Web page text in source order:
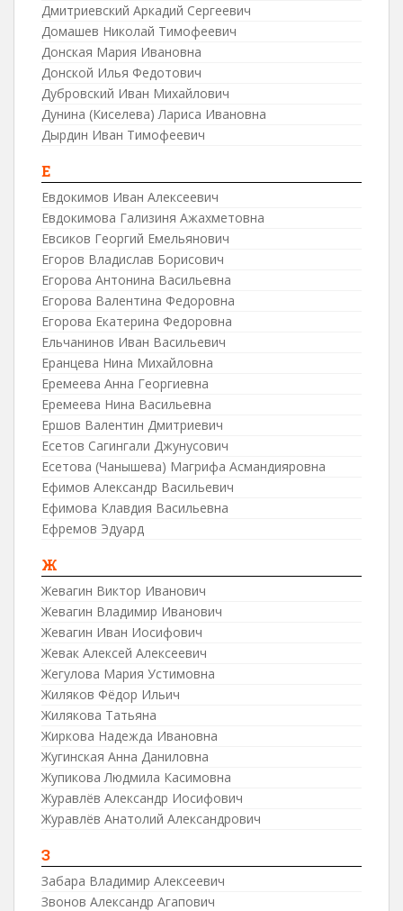
Дмитриевский Аркадий Сергеевич
Домашев Николай Тимофеевич
Донская Мария Ивановна
Донской Илья Федотович
Дубровский Иван Михайлович
Дунина (Киселева) Лариса Ивановна
Дырдин Иван Тимофеевич
Е
Евдокимов Иван Алексеевич
Евдокимова Гализиня Ажахметовна
Евсиков Георгий Емельянович
Егоров Владислав Борисович
Егорова Антонина Васильевна
Егорова Валентина Федоровна
Егорова Екатерина Федоровна
Ельчанинов Иван Васильевич
Еранцева Нина Михайловна
Еремеева Анна Георгиевна
Еремеева Нина Васильевна
Ершов Валентин Дмитриевич
Есетов Сагингали Джунусович
Есетова (Чанышева) Магрифа Асмандияровна
Ефимов Александр Васильевич
Ефимова Клавдия Васильевна
Ефремов Эдуард
Ж
Жевагин Виктор Иванович
Жевагин Владимир Иванович
Жевагин Иван Иосифович
Жевак Алексей Алексеевич
Жегулова Мария Устимовна
Жиляков Фёдор Ильич
Жилякова Татьяна
Жиркова Надежда Ивановна
Жугинская Анна Даниловна
Жупикова Людмила Касимовна
Журавлёв Александр Иосифович
Журавлёв Анатолий Александрович
З
Забара Владимир Алексеевич
Звонов Александр Агапович